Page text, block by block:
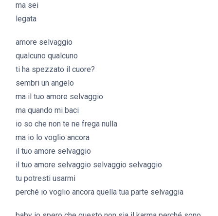
ma sei
legata
amore selvaggio
qualcuno qualcuno
ti ha spezzato il cuore?
sembri un angelo
ma il tuo amore selvaggio
ma quando mi baci
io so che non te ne frega nulla
ma io lo voglio ancora
il tuo amore selvaggio
il tuo amore selvaggio selvaggio selvaggio
tu potresti usarmi
perché io voglio ancora quella tua parte selvaggia